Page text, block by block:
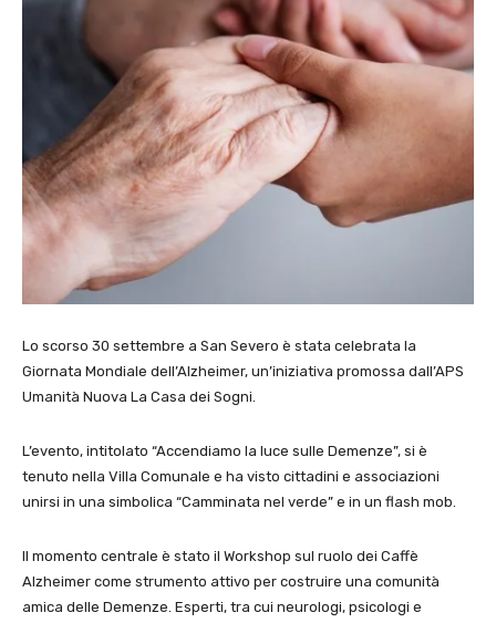
Lo scorso 30 settembre a San Severo è stata celebrata la
Giornata Mondiale dell’Alzheimer, un’iniziativa promossa dall’APS
Umanità Nuova La Casa dei Sogni.
L’evento, intitolato “Accendiamo la luce sulle Demenze”, si è
tenuto nella Villa Comunale e ha visto cittadini e associazioni
unirsi in una simbolica “Camminata nel verde” e in un flash mob.
Il momento centrale è stato il Workshop sul ruolo dei Caffè
Alzheimer come strumento attivo per costruire una comunità
amica delle Demenze. Esperti, tra cui neurologi, psicologi e